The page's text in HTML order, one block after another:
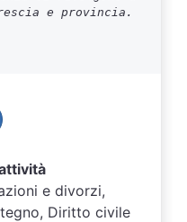
e provincia.
e divorzi,
Diritto civile